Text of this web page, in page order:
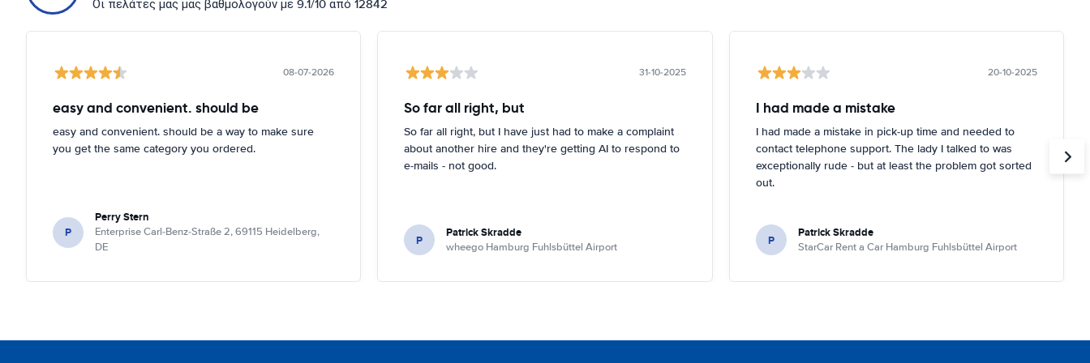
Οι πελάτες μας μας βαθμολογούν με 9.1/10 από 12842
08-07-2026
easy and convenient. should be
easy and convenient. should be a way to make sure
you get the same category you ordered.
P
Perry Stern
Enterprise Carl-Benz-Straße 2, 69115 Heidelberg,
DE
31-10-2025
So far all right, but
So far all right, but I have just had to make a complaint
about another hire and they're getting AI to respond to
e-mails - not good.
P Patrick Skradde
wheego Hamburg Fuhlsbüttel Airport
20-10-2025
I had made a mistake
I had made a mistake in pick-up time and needed to
contact telephone support. The lady I talked to was
exceptionally rude - but at least the problem got sorted
out.
P Patrick Skradde
StarCar Rent a Car Hamburg Fuhlsbüttel Airport